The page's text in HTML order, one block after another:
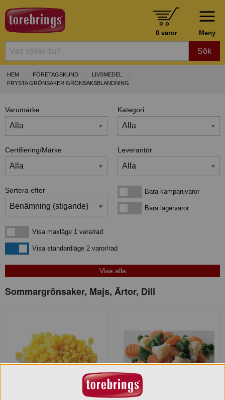
Meny
0 varor
Sök
HEM FÖRETAGSKUND
LIVSMEDEL
FRYSTA GRÖNSAKER GRÖNSAKSBLANDNING
Varumärke Kategori
Certifiering/Märke Leverantör
Sortera efter Bara kampanjvarorBara kampanjvaror
Bara lagervarorBara lagervaror
Visa maxläge 1 vara/rad
Visa maxläge 1 vara/rad
Visa standardlägeVisa standardläge 2 varor/rad
Sommargrönsaker, Majs, Ärtor, Dill